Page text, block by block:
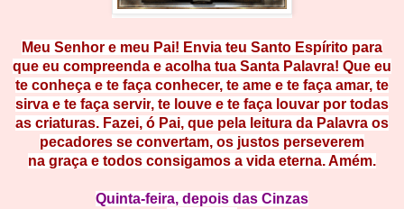
Meu Senhor e meu Pai! Envia teu Santo Espírito para
que eu compreenda e acolha tua Santa Palavra! Que eu
te conheça e te faça conhecer, te ame e te faça amar, te
sirva e te faça servir, te ouve e te faça louvar por todas
as criaturas. Fazei, ó Pai, que pe a l eitura da Palavra os
pecadores se convertam, os justos perseverem
na graça e todos consigamos a vida eterna. Amém.
Quinta-feira, depois das Cinzas